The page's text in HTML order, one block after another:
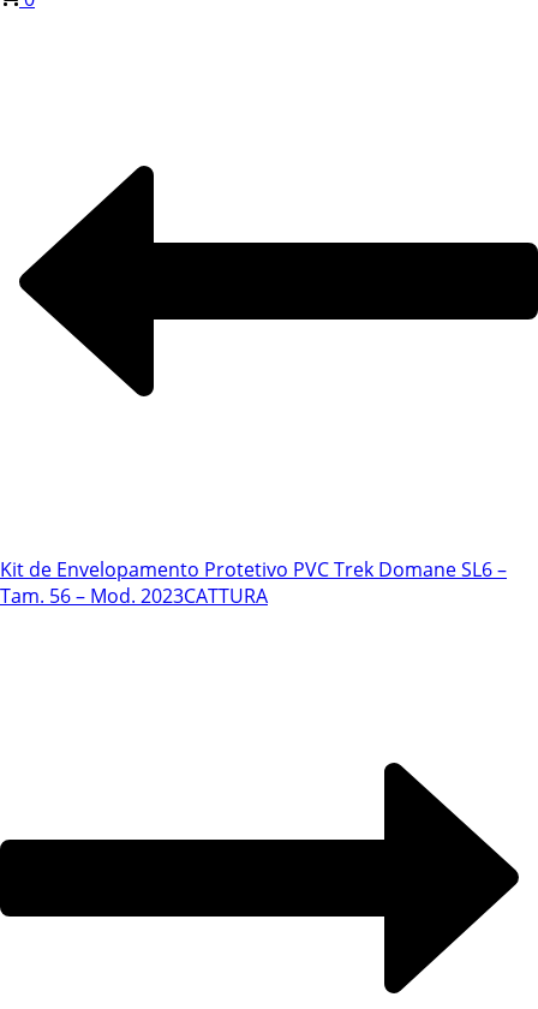
Kit de Envelopamento Protetivo PVC Trek Domane SL6 –
Tam. 56 – Mod. 2023CATTURA